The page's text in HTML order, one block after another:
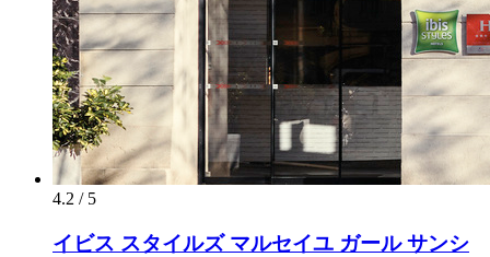
4.2 / 5
イビス スタイルズ マルセイユ ガール サンシ